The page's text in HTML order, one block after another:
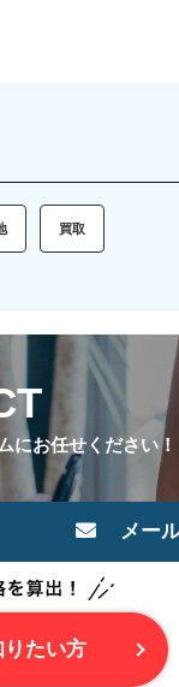
買取
にお任せください！
メー
りたい方